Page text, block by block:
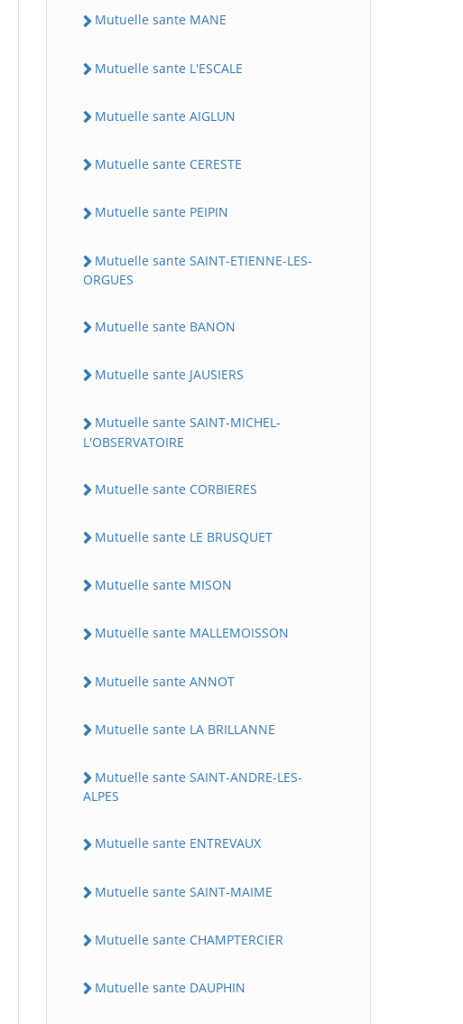
Mutuelle sante MANE
Mutuelle sante L'ESCALE
Mutuelle sante AIGLUN
Mutuelle sante CERESTE
Mutuelle sante PEIPIN
Mutuelle sante SAINT-ETIENNE-LES-
ORGUES
Mutuelle sante BANON
Mutuelle sante JAUSIERS
Mutuelle sante SAINT-MICHEL-
L'OBSERVATOIRE
Mutuelle sante CORBIERES
Mutuelle sante LE BRUSQUET
Mutuelle sante MISON
Mutuelle sante MALLEMOISSON
Mutuelle sante ANNOT
Mutuelle sante LA BRILLANNE
Mutuelle sante SAINT-ANDRE-LES-
ALPES
Mutuelle sante ENTREVAUX
Mutuelle sante SAINT-MAIME
Mutuelle sante CHAMPTERCIER
Mutuelle sante DAUPHIN